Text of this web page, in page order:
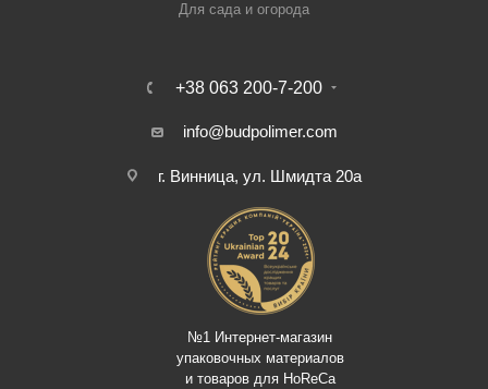
Для сада и огорода
+38 063 200-7-200
info@budpolimer.com
г. Винница, ул. Шмидта 20а
№1 Интернет-магазин
упаковочных материалов
и товаров для HoReCa